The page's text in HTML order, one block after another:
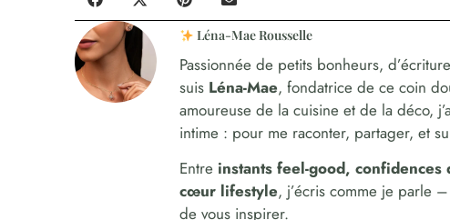
Léna-Mae Rousselle
Passionnée de petits bonheurs,
suis Léna-Mae, fondatrice de ce coin
amoureuse de la cuisine et de la déco,
intime : pour me raconter, partager, et
Entre instants feel-good,
cœur lifestyle, j’écris comme je parle
de vous inspirer.